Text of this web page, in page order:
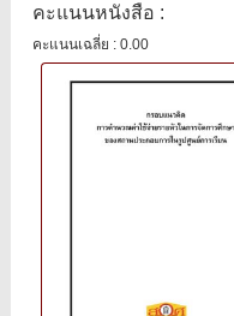
คะแนนหนังสือ :
คะแนนเฉลี่ย : 0.00